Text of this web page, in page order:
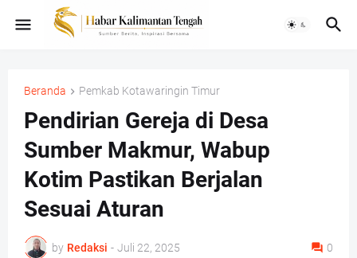
Beranda Pemkab Kotawaringin Timur
Pendirian Gereja di Desa
Sumber Makmur, Wabup
Kotim Pastikan Berjalan
Sesuai Aturan
by Redaksi - Juli 22, 2025 0